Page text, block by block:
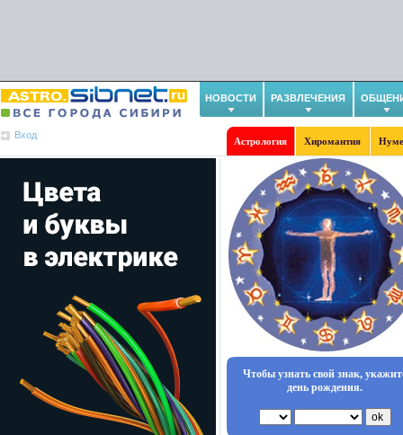
НОВОСТИ РАЗВЛЕЧЕНИЯ
Вход
Астрология Хиромантия
Чтобы узнать свой знак,
день рождения.